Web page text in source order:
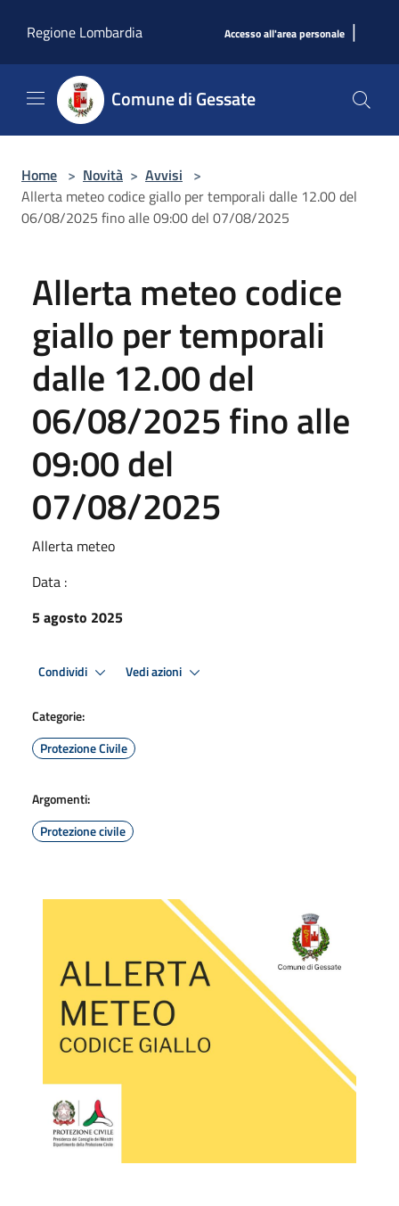
Regione Lombardia
Accesso all'area personale |
Comune di Gessate
Home > Novità > Avvisi >
Allerta meteo codice giallo per temporali dalle 12.00 del
06/08/2025 fino alle 09:00 del 07/08/2025
Allerta meteo codice
giallo per temporali
dalle 12.00 del
06/08/2025 fino alle
09:00 del
07/08/2025
Allerta meteo
Data :
5 agosto 2025
Condividi Vedi azioni
Categorie:
Protezione Civile
Argomenti:
Protezione civile